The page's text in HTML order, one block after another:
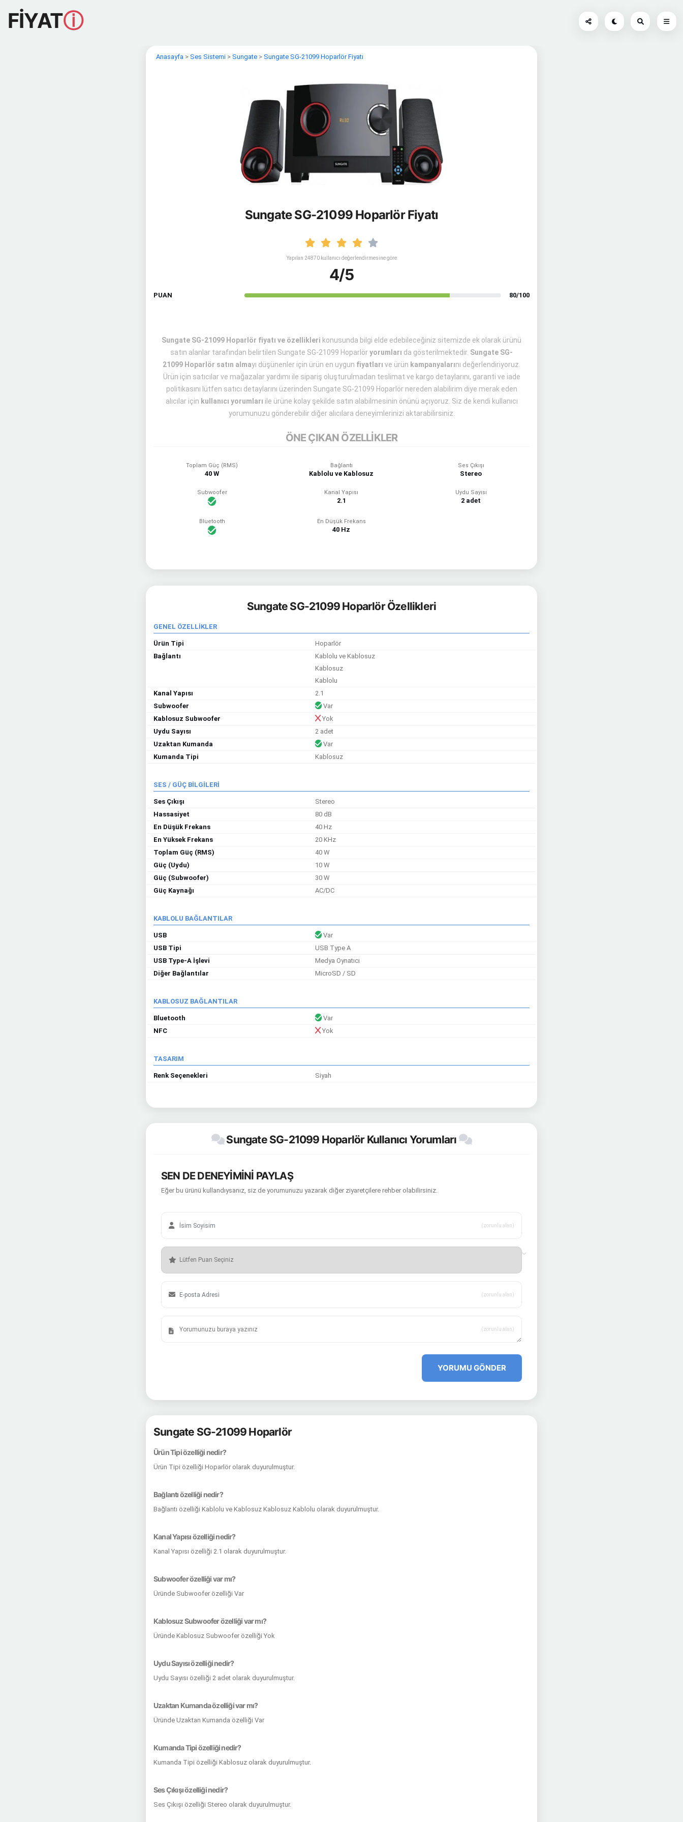
FİYATⓘ
Anasayfa > Ses Sistemi > Sungate > Sungate SG-21099 Hoparlör Fiyatı
Sungate SG-21099 Hoparlör Fiyatı
Yapılan 24870 kullanıcı değerlendirmesine göre
4/5
PUAN 80/100
Sungate SG-21099 Hoparlör fiyatı ve özellikleri konusunda bilgi elde edebileceğiniz sitemizde ek olarak ürünü
satın alanlar tarafından belirtilen Sungate SG-21099 Hoparlöryorumları da gösterilmektedir. Sungate SG-
21099 Hoparlör satın almayı düşünenler için ürün en uygun fiyatları ve ürün kampanyalarını değerlendiriyoruz.
Ürün için satıcılar ve mağazalar yardımı ile sipariş oluşturulmadan teslimat ve kargo detaylarını, garanti ve iade
politikasını lütfen satıcı detaylarını üzerinden Sungate SG-21099 Hoparlör nereden alabilirim diye merak eden
alıcılar için kullanıcı yorumları ile ürüne kolay şekilde satın alabilmesinin önünü açıyoruz. Siz de kendi kullanıcı
yorumunuzu gönderebilir diğer alıcılara deneyimlerinizi aktarabilirsiniz.
ÖNE ÇIKAN ÖZELLİKLER
Toplam Güç (RMS)
40 W
Bağlantı
Kablolu ve Kablosuz
Ses Çıkışı
Stereo
Subwoofer Kanal Yapısı
2.1
Uydu Sayısı
2 adet
Bluetooth En Düşük Frekans
40 Hz
Sungate SG-21099 Hoparlör Özellikleri
GENEL ÖZELLİKLER
Ürün Tipi
Hoparlör
Bağlantı
Kablolu ve Kablosuz
Kablosuz
Kablolu
Kanal Yapısı
2.1
Subwoofer
Var
Kablosuz Subwoofer
Yok
Uydu Sayısı
2 adet
Uzaktan Kumanda
Var
Kumanda Tipi
Kablosuz
SES / GÜÇ BİLGİLERİ
Ses Çıkışı
Stereo
Hassasiyet
80 dB
En Düşük Frekans
40 Hz
En Yüksek Frekans
20 KHz
Toplam Güç (RMS)
40 W
Güç (Uydu)
10 W
Güç (Subwoofer)
30 W
Güç Kaynağı
AC/DC
KABLOLU BAĞLANTILAR
USB
Var
USB Tipi
USB Type A
USB Type-A İşlevi
Medya Oynatıcı
Diğer Bağlantılar
MicroSD / SD
KABLOSUZ BAĞLANTILAR
Bluetooth
Var
NFC
Yok
TASARIM
Renk Seçenekleri Siyah
Sungate SG-21099 Hoparlör Kullanıcı Yorumları
SEN DE DENEYİMİNİ PAYLAŞ
Eğer bu ürünü kullandıysanız, siz de yorumunuzu yazarak diğer ziyaretçilere rehber olabilirsiniz.
(zorunlu alan)
(zorunlu alan)
(zorunlu alan)
YORUMU GÖNDER
Sungate SG-21099 Hoparlör
Ürün Tipi özelliği nedir?
Ürün Tipi özelliği Hoparlör olarak duyurulmuştur.
Bağlantı özelliği nedir?
Bağlantı özelliği Kablolu ve Kablosuz Kablosuz Kablolu olarak duyurulmuştur.
Kanal Yapısı özelliği nedir?
Kanal Yapısı özelliği 2.1 olarak duyurulmuştur.
Subwoofer özelliği var mı?
Üründe Subwoofer özelliği Var
Kablosuz Subwoofer özelliği var mı?
Üründe Kablosuz Subwoofer özelliği Yok
Uydu Sayısı özelliği nedir?
Uydu Sayısı özelliği 2 adet olarak duyurulmuştur.
Uzaktan Kumanda özelliği var mı?
Üründe Uzaktan Kumanda özelliği Var
Kumanda Tipi özelliği nedir?
Kumanda Tipi özelliği Kablosuz olarak duyurulmuştur.
Ses Çıkışı özelliği nedir?
Ses Çıkışı özelliği Stereo olarak duyurulmuştur.